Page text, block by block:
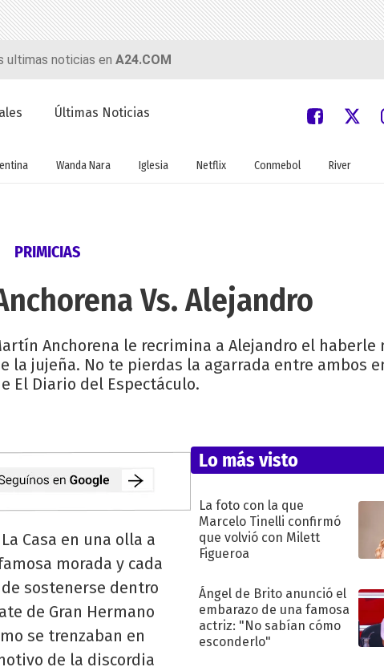
ultimas noticias en A24.COM
Últimas Noticias
Wanda Nara Iglesia Netflix Conmebol River
PRIMICIAS
Vs. Alejandro
Anchorena le recrimina a Alejandro el haberle
jujeña. No te pierdas la agarrada entre ambos
El Diario del Espectáculo.
Casa en una olla a
morada y cada
sostenerse dentro
de Gran Hermano
se trenzaban en
de la discordia
Lo más visto
La foto con la que
Marcelo Tinelli confirmó
que volvió con Milett
Figueroa
Ángel de Brito anunció el
embarazo de una famosa
actriz: "No sabían cómo
esconderlo"